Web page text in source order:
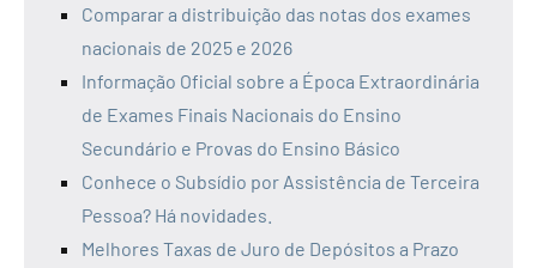
Comparar a distribuição das notas dos exames
nacionais de 2025 e 2026
Informação Oficial sobre a Época Extraordinária
de Exames Finais Nacionais do Ensino
Secundário e Provas do Ensino Básico
Conhece o Subsídio por Assistência de Terceira
Pessoa? Há novidades.
Melhores Taxas de Juro de Depósitos a Prazo